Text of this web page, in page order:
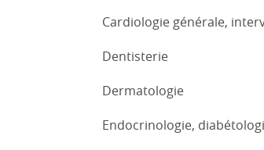
Cardiologie générale,
Dentisterie
Dermatologie
Endocrinologie,